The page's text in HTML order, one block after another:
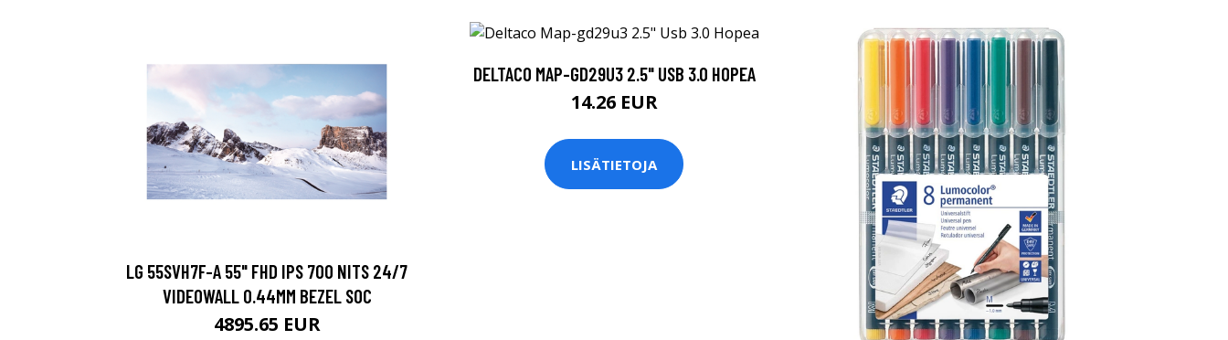
LG 55SVH7F-A 55" FHD IPS 700 NITS 24/7
VIDEOWALL 0.44MM BEZEL SOC
4895.65 EUR
DELTACO MAP-GD29U3 2.5" USB 3.0 HOPEA
14.26 EUR
LISÄTIETOJA